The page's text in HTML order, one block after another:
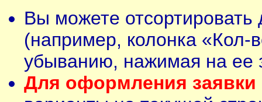
Вы можете
(например, колонка «Кол-
убыванию, нажимая на ее
Для оформления заявки